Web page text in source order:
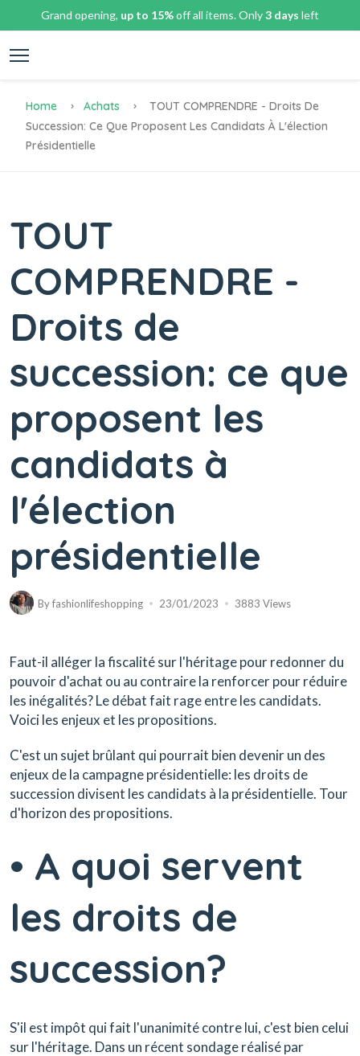
Grand opening, up to 15%off all items. Only3 days left
Home Achats
TOUT COMPRENDRE - Droits De
Succession: Ce Que Proposent Les Candidats À L'élection
Présidentielle
TOUT
COMPRENDRE -
Droits de
succession: ce que
proposent les
candidats à
l'élection
présidentielle
Byfashionlifeshopping 23/01/2023 3883 Views
Faut-il alléger la fiscalité sur l'héritage pour redonner du
pouvoir d'achat ou au contraire la renforcer pour réduire
les inégalités? Le débat fait rage entre les candidats.
Voici les enjeux et les propositions.
C'est un sujet brûlant qui pourrait bien devenir un des
enjeux de la campagne présidentielle: les droits de
succession divisent les candidats à la présidentielle. Tour
d'horizon des propositions.
• A quoi servent
les droits de
succession?
S'il est impôt qui fait l'unanimité contre lui, c'est bien celui
sur l'héritage. Dans un récent sondage réalisé par